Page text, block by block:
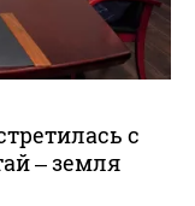
с
– земля